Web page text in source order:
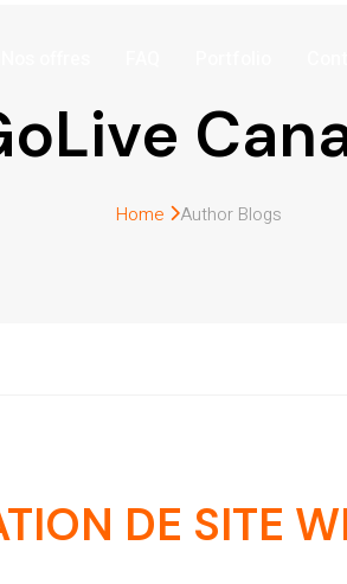
Home Author Blogs
DE SITE